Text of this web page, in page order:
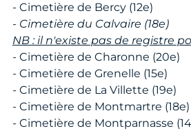
- Cimetière de Bercy (12e)
- Cimetière du Calvaire (18e)
NB : il n'existe pas de registre
- Cimetière de Charonne (20e)
- Cimetière de Grenelle (15e)
- Cimetière de La Villette (19e)
- Cimetière de Montmartre (18e)
- Cimetière de Montparnasse